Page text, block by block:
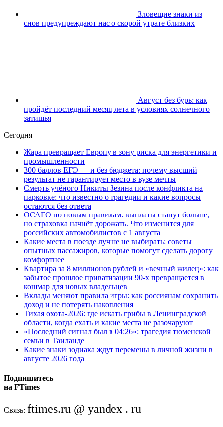
Зловещие знаки из
снов предупреждают нас о скорой утрате близких
Август без бурь: как
пройдёт последний месяц лета в условиях солнечного
затишья
Сегодня
Жара превращает Европу в зону риска для энергетики и
промышленности
300 баллов ЕГЭ — и без бюджета: почему высший
результат не гарантирует место в вузе мечты
Смерть учёного Никиты Зезина после конфликта на
парковке: что известно о трагедии и какие вопросы
остаются без ответа
ОСАГО по новым правилам: выплаты станут больше,
но страховка начнёт дорожать. Что изменится для
российских автомобилистов с 1 августа
Какие места в поезде лучше не выбирать: советы
опытных пассажиров, которые помогут сделать дорогу
комфортнее
Квартира за 8 миллионов рублей и «вечный жилец»: как
забытое прошлое приватизации 90-х превращается в
кошмар для новых владельцев
Вклады меняют правила игры: как россиянам сохранить
доход и не потерять накопления
Тихая охота-2026: где искать грибы в Ленинградской
области, когда ехать и какие места не разочаруют
«Последний сигнал был в 04:26»: трагедия тюменской
семьи в Таиланде
Какие знаки зодиака ждут перемены в личной жизни в
августе 2026 года
Подпишитесь
на FTimes
Связь: ftimes.ru @ yandex . ru